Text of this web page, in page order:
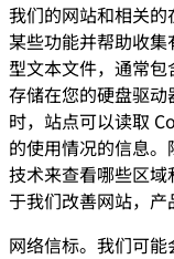
我们的网站和相关
某些功能并帮助收
型文本文件，通常
存储在您的硬盘驱
时，站点可以读取
的使用情况的信息
技术来查看哪些区
于我们改善网站，产
网络信标。我们可